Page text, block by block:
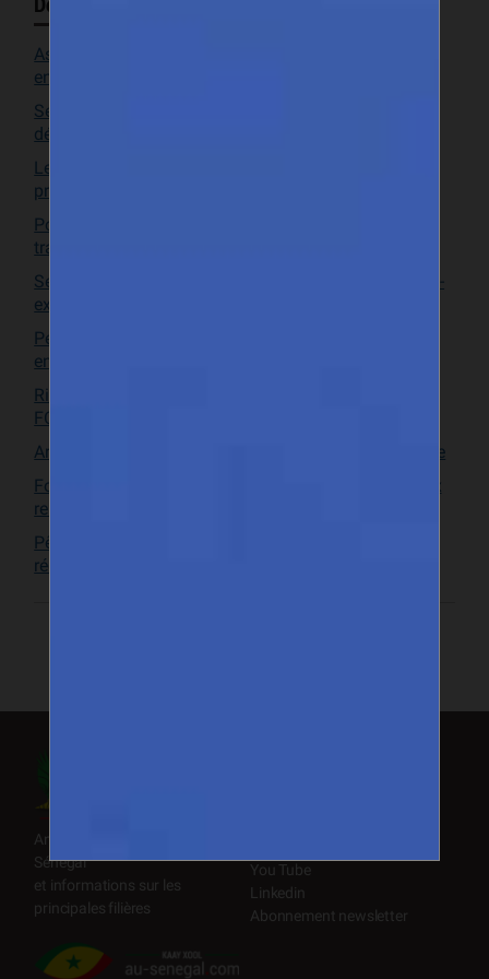
Dernières actualités
Assurance au Sénégal : un levier stratégique pour les
entreprises et l’économie
Secteur bancaire sénégalais : un partenaire clé pour le
développement des entreprises
Le yaboy devient un luxe : comprendre la hausse des
prix au Sénégal
Port de Bargny-Sendou : un littoral dakarois en pleine
transformation
Sel à Fatick : une filière locale stratégique encore sous-
exploitée
Pesticides au Sénégal : entre nécessité agricole et
enjeux sanitaires
Riz local : le Sénégal instaure une subvention de 50
FCFA/kg pour soutenir la production nationale
Arbres fruitiers rentables au Sénégal : le choix par zone
Foires et salons au Sénégal : calendrier des principaux
rendez-vous
Pêche artisanale au Sénégal : les femmes du secteur
réclament reconnaissance et intégration
Annuaire des exportateurs du
Sénégal
et informations sur les
principales filières
You Tube
Linkedin
Abonnement newsletter